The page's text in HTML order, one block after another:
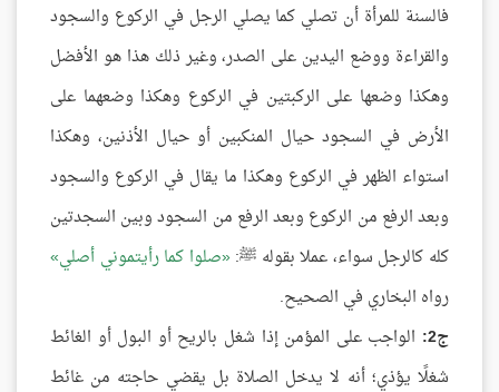
فالسنة للمرأة أن تصلي كما يصلي الرجل في الركوع والسجود
والقراءة ووضع اليدين على الصدر، وغير ذلك هذا هو الأفضل
وهكذا وضعها على الركبتين في الركوع وهكذا وضعهما على
الأرض في السجود حيال المنكبين أو حيال الأذنين، وهكذا
استواء الظهر في الركوع وهكذا ما يقال في الركوع والسجود
وبعد الرفع من الركوع وبعد الرفع من السجود وبين السجدتين
كله كالرجل سواء، عملا بقوله ﷺ: صلوا كما رأيتموني أصلي
رواه البخاري في الصحيح.
ج2:
الواجب على المؤمن إذا شغل بالريح أو البول أو الغائط
شغلًا يؤذي؛ أنه لا يدخل الصلاة بل يقضي حاجته من غائط